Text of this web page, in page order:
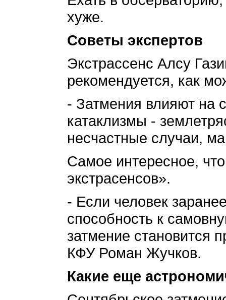
хуже.
Советы экспертов
Экстрассенс Алсу
рекомендуется, как
- Затмения влияют на
катаклизмы -
несчастные случаи,
Самое интересное,
экстрасенсов».
- Если человек
способность к
затмение становится
КФУ Роман Жучков.
Какие еще